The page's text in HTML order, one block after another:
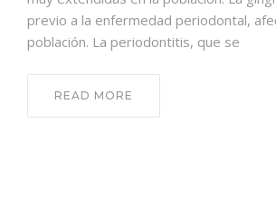
previo a la enfermedad periodontal,
población. La periodontitis, que se
READ MORE